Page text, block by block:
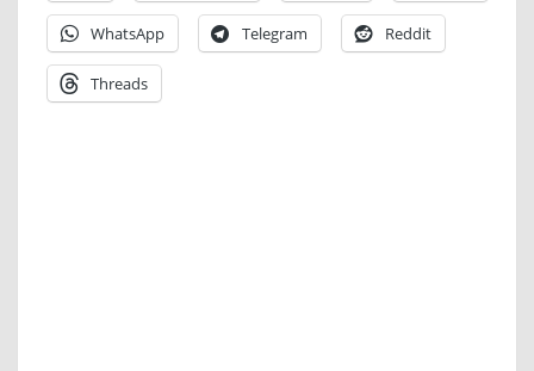
WhatsApp Telegram Reddit
Threads